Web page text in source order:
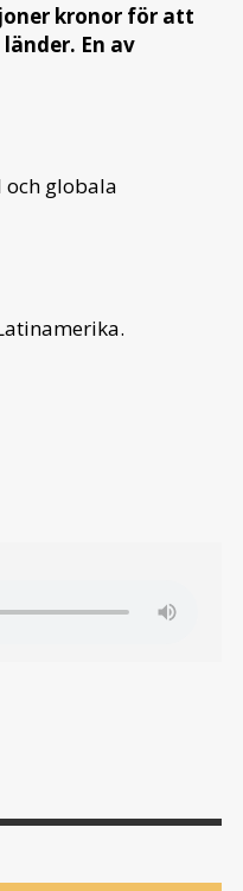
kronor för att
En av
och globala